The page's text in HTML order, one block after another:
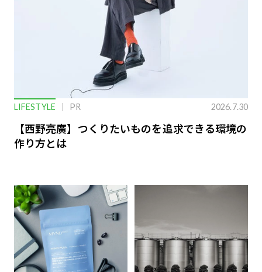
LIFESTYLE PR 2026.7.30
【西野亮廣】つくりたいものを追求できる環境の
作り方とは